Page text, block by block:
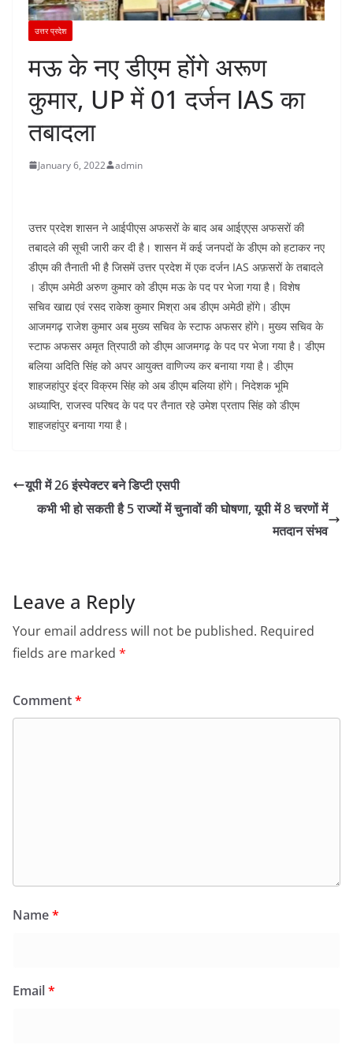
उत्तर प्रदेश
मऊ के नए डीएम होंगे अरूण
कुमार, UP में 01 दर्जन IAS का
तबादला
January 6, 2022 admin
उत्तर प्रदेश शासन ने आईपीएस अफसरों के बाद अब आईएएस अफसरों की
तबादले की सूची जारी कर दी है। शासन में कई जनपदों के डीएम को हटाकर नए
डीएम की तैनाती भी है जिसमें उत्तर प्रदेश में एक दर्जन IAS अफ़सरों के तबादले
। डीएम अमेठी अरुण कुमार को डीएम मऊ के पद पर भेजा गया है। विशेष
सचिव खाद्य एवं रसद राकेश कुमार मिश्रा अब डीएम अमेठी होंगे। डीएम
आजमगढ़ राजेश कुमार अब मुख्य सचिव के स्टाफ अफसर होंगे। मुख्य सचिव के
स्टाफ अफसर अमृत त्रिपाठी को डीएम आजमगढ़ के पद पर भेजा गया है। डीएम
बलिया अदिति सिंह को अपर आयुक्त वाणिज्य कर बनाया गया है। डीएम
शाहजहांपुर इंद्र विक्रम सिंह को अब डीएम बलिया होंगे। निदेशक भूमि
अध्याप्ति, राजस्व परिषद के पद पर तैनात रहे उमेश प्रताप सिंह को डीएम
शाहजहांपुर बनाया गया है।
यूपी में 26 इंस्पेक्टर बने डिप्टी एसपी
कभी भी हो सकती है 5 राज्यों में चुनावों की घोषणा, यूपी में 8 चरणों में
मतदान संभव
Leave a Reply
Your email address will not be published. Required
fields are marked *
Comment*
Name*
Email*